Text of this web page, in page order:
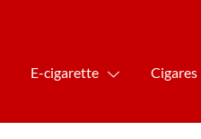
E-cigarette Cigares